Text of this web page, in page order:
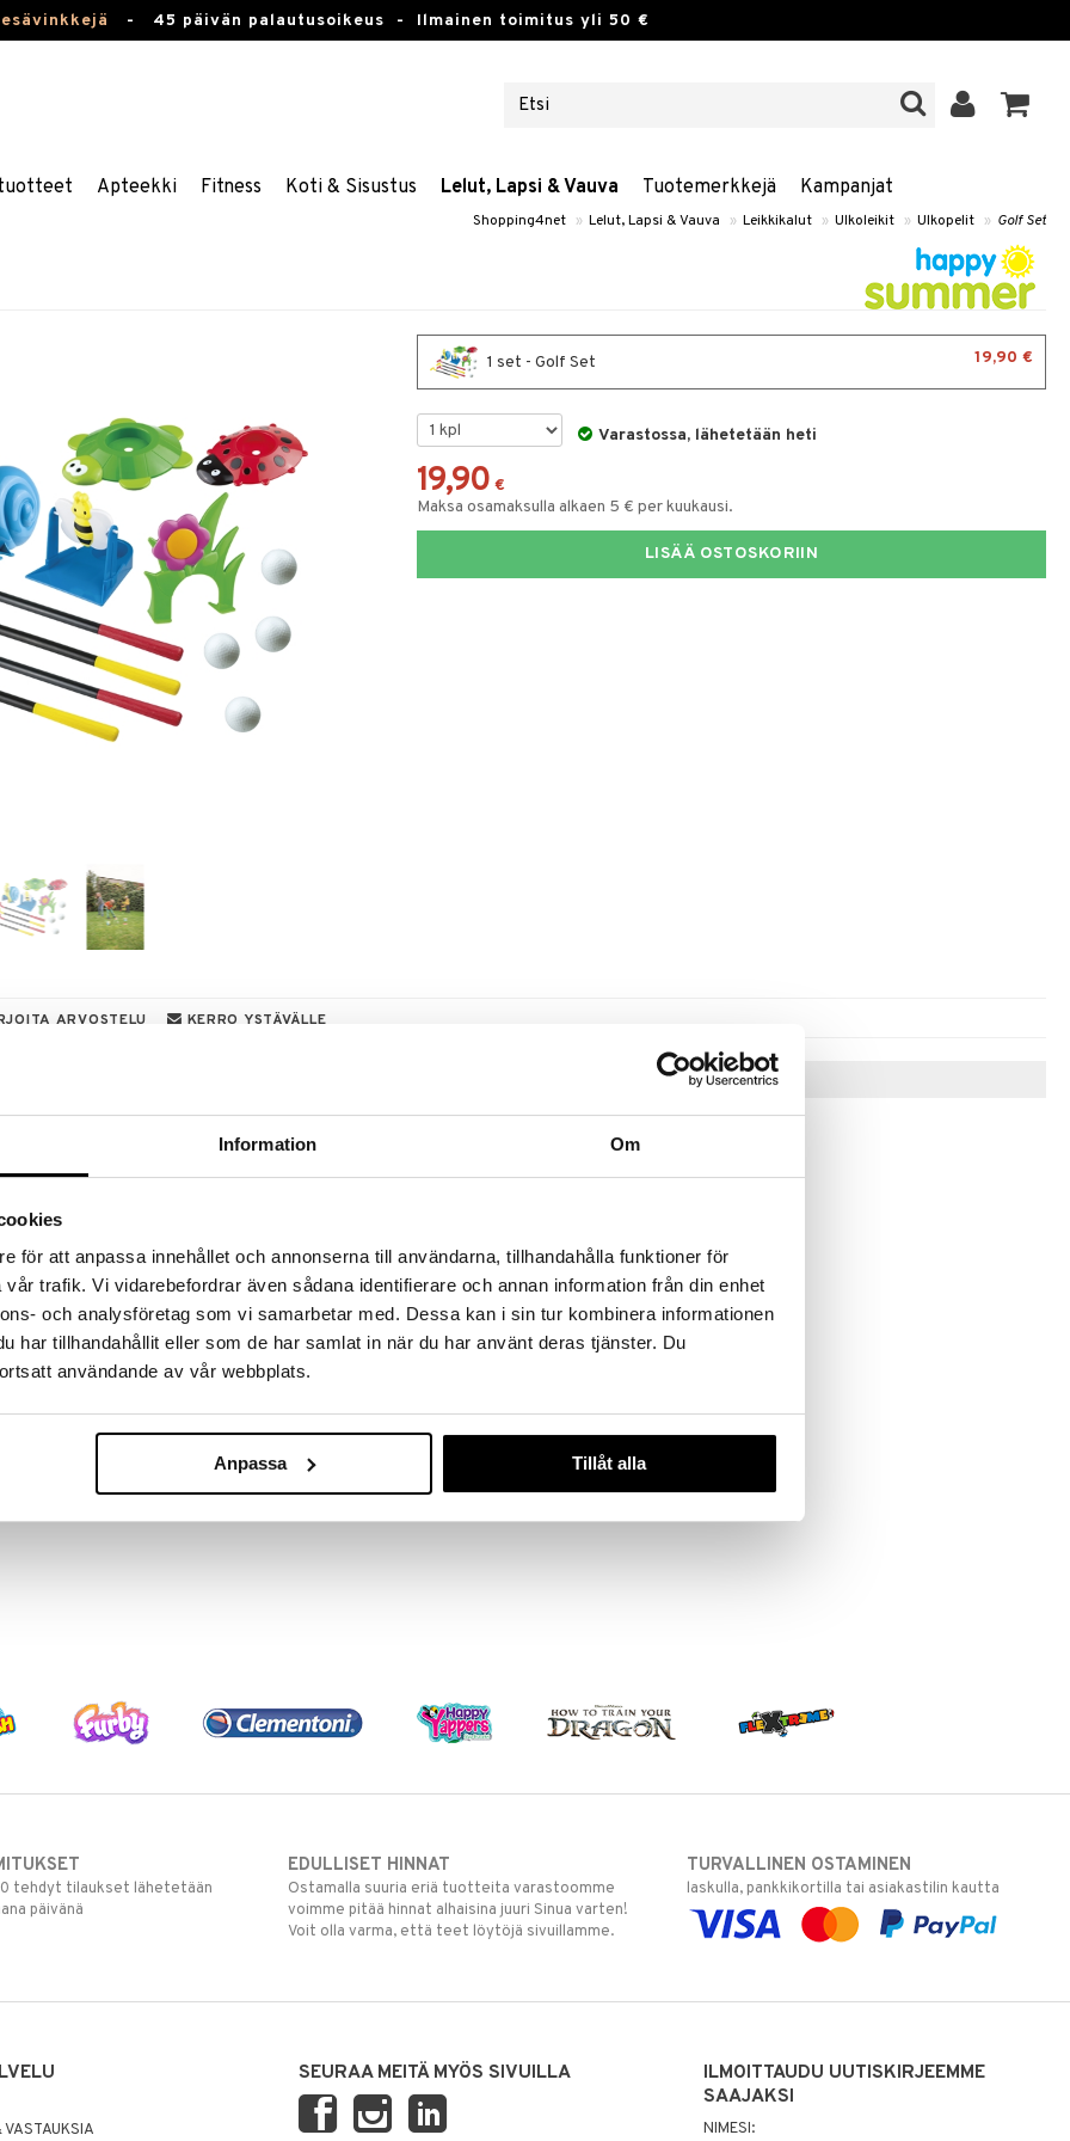
Information Om
för att anpassa innehållet och annonserna till användarna, tillhandahålla funktioner för
trafik. Vi vidarebefordrar även sådana identifierare och annan information från din enhet
och analysföretag som vi samarbetar med. Dessa kan i sin tur kombinera informationen
har tillhandahållit eller som de har samlat in när du har använt deras tjänster. Du
användande av vår webbplats.
Anpassa Tillåt alla
- 45 päivän palautusoikeus - Ilmainen toimitus yli 50 €
Apteekki Fitness Koti & Sisustus Lelut, Lapsi & Vauva Tuotemerkkejä Kampanjat
Shopping4net » Lelut, Lapsi & Vauva » Leikkikalut » Ulkoleikit » Ulkopelit » Golf Set
1 set - Golf Set 19,90 €
Varastossa, lähetetään heti
19,90 €
Maksa osamaksulla alkaen 5 € per kuukausi.
LISÄÄ OSTOSKORIIN
ARVOSTELU KERRO YSTÄVÄLLE
löydöt kotiin!
tehdä löytöjä suuresta ALEstamme. Juuri
suuren valikoiman jännittäviä tuotteita
voivat päästä loppumaan!
ale-löydöt »
Vinkkejä sinulle
Happy Summer
26,90
tehdyt tilaukset lähetetään
päivänä
EDULLISET HINNAT
Ostamalla suuria eriä tuotteita varastoomme
voimme pitää hinnat alhaisina juuri Sinua varten!
Voit olla varma, että teet löytöjä sivuillamme.
TURVALLINEN OSTAMINEN
laskulla, pankkikortilla tai asiakastilin kautta
SEURAA MEITÄ MYÖS SIVUILLA
ILMOITTAUDU UUTISKIRJEEMME
SAAJAKSI
NIMESI: